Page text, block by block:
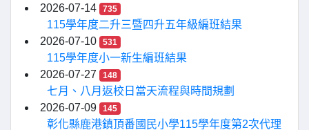
2026-07-14 735
115學年度二升三暨四升五年級編班結果
2026-07-10
531
115學年度小一新生編班結果
2026-07-27
148
七月、八月返校日當天流程與時間規劃
2026-07-09
145
彰化縣鹿港鎮頂番國民小學115學年度第2次代理